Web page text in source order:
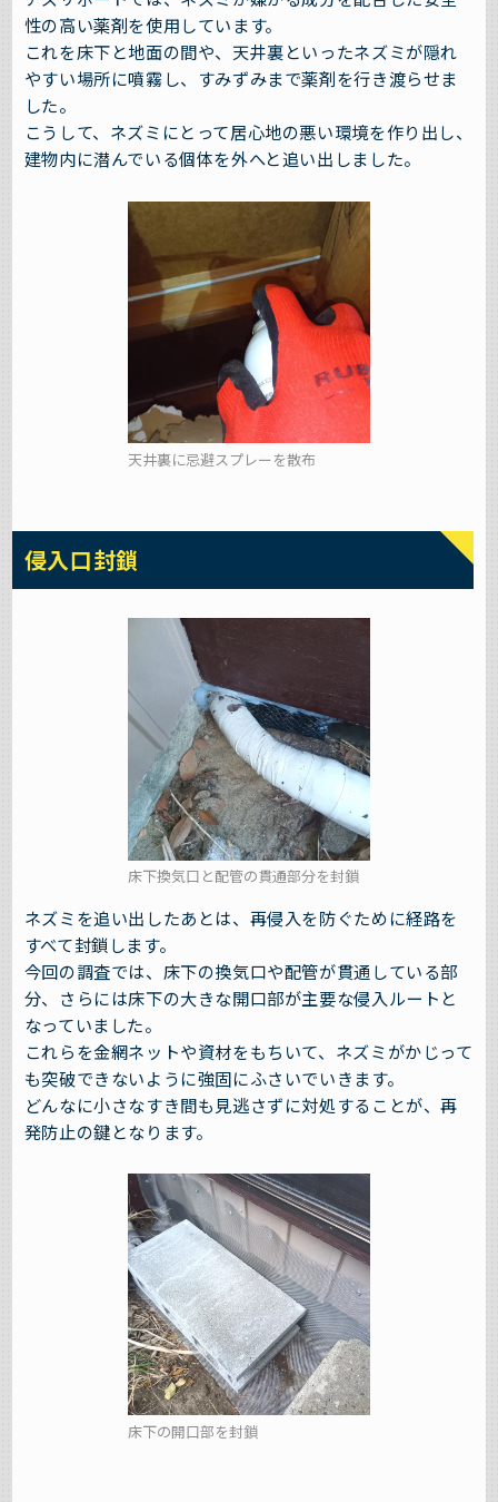
性の高い薬剤を使用しています。
これを床下と地面の間や、天井裏といったネズミが隠れ
やすい場所に噴霧し、すみずみまで薬剤を行き渡らせま
した。
こうして、ネズミにとって居心地の悪い環境を作り出し、
建物内に潜んでいる個体を外へと追い出しました。
天井裏に忌避スプレーを散布
侵入口封鎖
床下換気口と配管の貫通部分を封鎖
ネズミを追い出したあとは、再侵入を防ぐために経路を
すべて封鎖します。
今回の調査では、床下の換気口や配管が貫通している部
分、さらには床下の大きな開口部が主要な侵入ルートと
なっていました。
これらを金網ネットや資材をもちいて、ネズミがかじって
も突破できないように強固にふさいでいきます。
どんなに小さなすき間も見逃さずに対処することが、再
発防止の鍵となります。
床下の開口部を封鎖